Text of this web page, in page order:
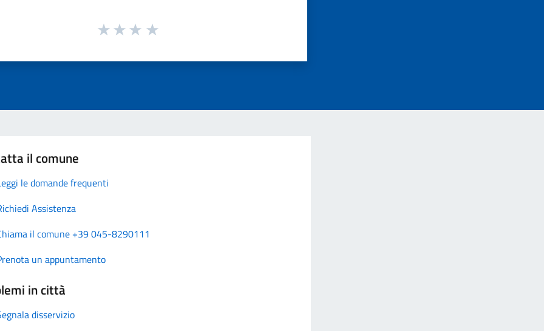
il comune
le domande frequenti
Assistenza
il comune +39 045-8290111
un appuntamento
in città
disservizio